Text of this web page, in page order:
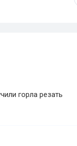
горла резать